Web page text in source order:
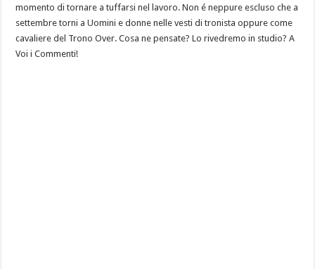
momento di tornare a tuffarsi nel lavoro. Non é neppure escluso che a
settembre torni a Uomini e donne nelle vesti di tronista oppure come
cavaliere del Trono Over. Cosa ne pensate? Lo rivedremo in studio? A
Voi i Commenti!